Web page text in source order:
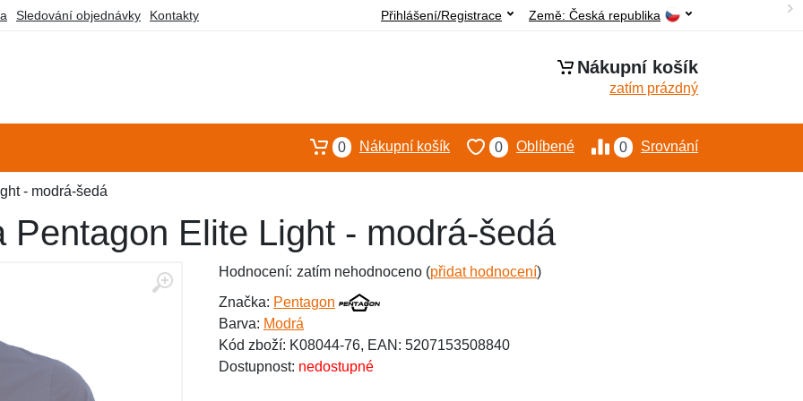
Sledování objednávky Kontakty Země: Česká republika
Přihlášení/Registrace
Nákupní košík
zatím prázdný
0 Srovnání
0 Oblíbené
0 Nákupní košík
- modrá-šedá
Pentagon Elite Light - modrá-šedá
Hodnocení: zatím nehodnoceno (přidat hodnocení)
Značka: Pentagon
Barva: Modrá
Kód zboží: K08044-76, EAN: 5207153508840
Dostupnost: nedostupné